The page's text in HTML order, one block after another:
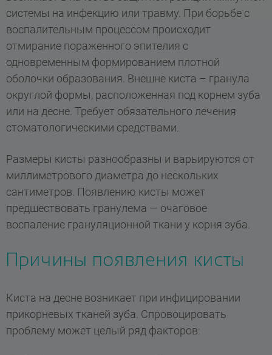
системы на инфекцию или травму. При борьбе с
воспалительным процессом происходит
отмирание пораженного эпителия с
одновременным формированием плотной
оболочки образования. Внешне киста – гранула
округлой формы, расположенная под корнем зуба
или на десне. Требует обязательного лечения
стоматологическими средствами.
Размеры кисты разнообразны и варьируются от
миллиметрового диаметра до нескольких
сантиметров. Появлению кисты может
предшествовать гранулема — очаговое
воспаление грануляционной ткани у корня зуба.
Причины появления кисты
Киста на десне возникает при инфицировании
прикорневых тканей зуба. Спровоцировать
проблему может целый ряд факторов: